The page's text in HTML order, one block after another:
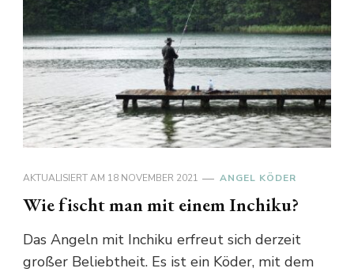
AKTUALISIERT AM 18 NOVEMBER 2021 ANGEL KÖDER
Wie fischt man mit einem Inchiku?
Das Angeln mit Inchiku erfreut sich derzeit
großer Beliebtheit. Es ist ein Köder, mit dem